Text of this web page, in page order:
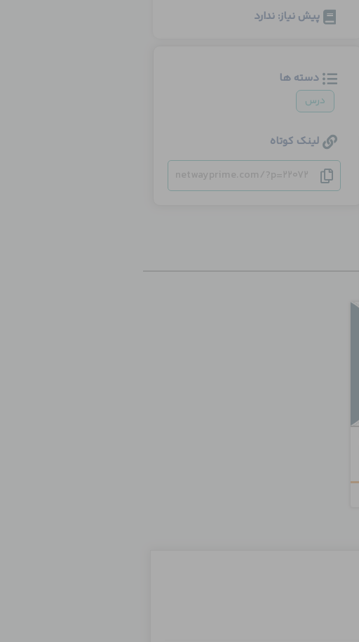
پیش نیاز: ندارد
دسته ها
درس
لینک کوتاه
netwayprime.com/?p=22072